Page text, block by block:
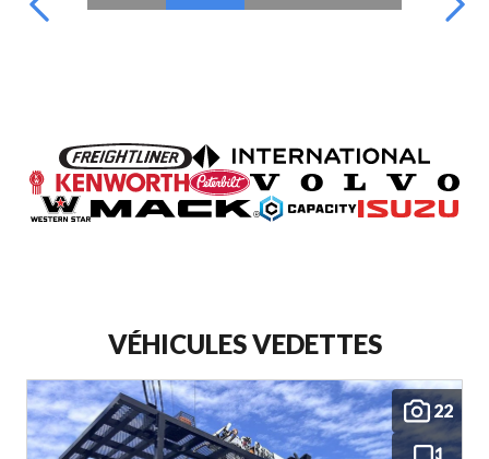
VÉHICULES VEDETTES
22